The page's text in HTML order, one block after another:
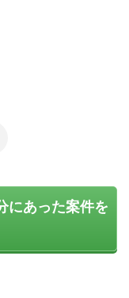
にあった案件を